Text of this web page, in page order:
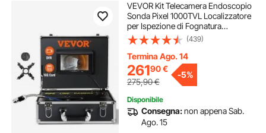
VEVOR Kit Telecamera Endoscopio
Sonda Pixel 1000TVL Localizzatore
per Ispezione di Fognatura
Schermo LCD Colorata 7 Pollici,
Telecamera Ispezione Sonda Cavo
da 30m per Tubi Angolazione Visiva
130°
(439)
Termina Ago. 14
26190€
275,90€
-5%
Disponibile
Consegna:non appena Sab.
Ago. 15